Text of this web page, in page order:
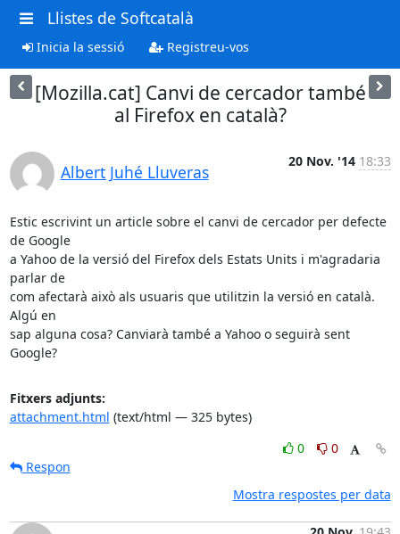
Llistes de Softcatalà
Inicia la sessió Registreu-vos
[Mozilla.cat] Canvi de cercador també
al Firefox en català?
Albert Juhé Lluveras
20 Nov. '14 18:33
Estic escrivint un article sobre el canvi de cercador per defecte
de Google
a Yahoo de la versió del Firefox dels Estats Units i m'agradaria
parlar de
com afectarà això als usuaris que utilitzin la versió en català.
Algú en
sap alguna cosa? Canviarà també a Yahoo o seguirà sent
Google?
Fitxers adjunts:
attachment.html (text/html — 325 bytes)
0
0
Respon
Mostra respostes per data